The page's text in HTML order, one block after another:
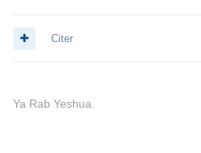
Citer
Ya Rab Yeshua.